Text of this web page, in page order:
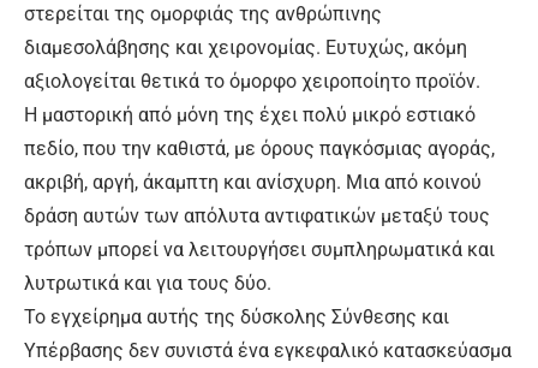
στερείται της ομορφιάς της ανθρώπινης
διαμεσολάβησης και χειρονομίας. Ευτυχώς, ακόμη
αξιολογείται θετικά το όμορφο χειροποίητο προϊόν.
Η μαστορική από μόνη της έχει πολύ μικρό εστιακό
πεδίο, που την καθιστά, με όρους παγκόσμιας αγοράς,
ακριβή, αργή, άκαμπτη και ανίσχυρη. Μια από κοινού
δράση αυτών των απόλυτα αντιφατικών μεταξύ τους
τρόπων μπορεί να λειτουργήσει συμπληρωματικά και
λυτρωτικά και για τους δύο.
Το εγχείρημα αυτής της δύσκολης Σύνθεσης και
Υπέρβασης δεν συνιστά ένα εγκεφαλικό κατασκεύασμα